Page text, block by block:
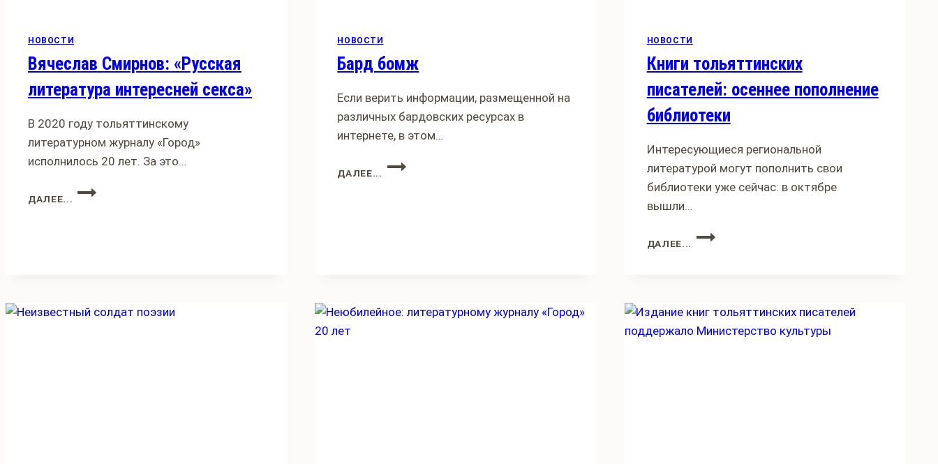
НОВОСТИ
Вячеслав Смирнов: «Русская
литература интересней секса»
В 2020 году тольяттинскому
литературном журналу «Город»
исполнилось 20 лет. За это…
ДАЛЕЕ...
ВЯЧЕСЛАВ
НОВОСТИ
Бард бомж
Если верить информации, размещенной на
различных бардовских ресурсах в
интернете, в этом…
ДАЛЕЕ...
БАРД
НОВОСТИ
Книги тольяттинских
писателей: осеннее пополнение
библиотеки
Интересующиеся региональной
литературой могут пополнить свои
библиотеки уже сейчас: в октябре
вышли…
ДАЛЕЕ...
КНИГИ
БИБЛИОТЕКИ